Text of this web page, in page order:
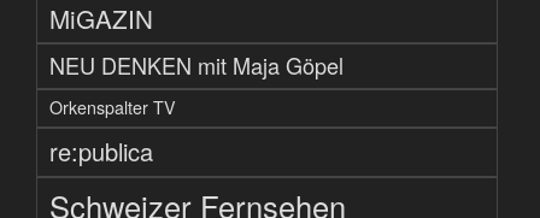
MiGAZIN
NEU DENKEN mit Maja Göpel
Orkenspalter TV
re:publica
Schweizer Fernsehen